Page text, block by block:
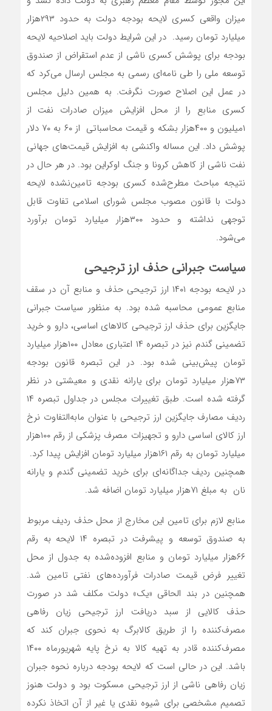
میزان واقعی کسری لایحه بودجه دولت به حدود ۲۹۳هزار
میلیارد تومان رسید. در این شرایط دولت باید اصلاحیه لایحه
بودجه برای پوشش کسری ناشی از عدم استقراض از صندوق
توسعه ملی را طی نامه‌ای رسمی به مجلس ارسال می‌کرد که
در عمل این اصلاح صورت نگرفت. به همین دلیل مجلس
کسری منابع را از محل افزایش میزان صادرات نفت از
۱میلیون و ۴۰۰هزار بشکه و قیمت محاسباتی از ۶۰ به ۷۰ دلار
پوشش داد. این مساله واکنشی به افزایش قیمت‌های جهانی
نفت ناشی از کاهش کرونا و جنگ اوکراین بود. در هر حال در
نتیجه مباحث مطرح‌شده کسری بودجه تامین‌نشده لایحه
دولت با قانون مصوب مجلس شورای اسلامی تفاوت قابل
توجهی نداشته و حدود ۳۰۰هزار میلیارد تومان برآورد
می‌شود.
سیاست جبرانی حذف ارز ترجیحی
در لایحه بودجه ۱۴۰۱ ارز ترجیحی حذف و منابع آن در سقف
منابع عمومی محاسبه شده بود. به منظور سیاست جبرانی
جایگزین برای حذف ارز ترجیحی کالاهای اساسی، دارو و خرید
تضمینی گندم نیز در تبصره ۱۴ اعتباری معادل ۱۰۰هزار میلیارد
تومان پیش‌بینی شده بود. در این تبصره قانون بودجه
۷۳هزار میلیارد تومان برای یارانه نقدی و معیشتی در نظر
گرفته شده است. طبق تغییرات مجلس در جداول تبصره ۱۴
ردیف مصارف جایگزین ارز ترجیحی با عنوان مابه‌التفاوت نرخ
ارز کالای اساسی دارو و تجهیزات مصرف پزشکی از رقم ۱۰۰هزار
میلیارد تومان به رقم ۱۶۱هزار میلیارد تومان افزایش پیدا کرد.
همچنین ردیف جداگانه‌ای برای خرید تضمینی گندم و یارانه
نان به مبلغ ۷۱هزار میلیارد تومان اضافه شد.
منابع لازم برای تامین این مخارج از محل حذف ردیف مربوط
به صندوق توسعه و پیشرفت در تبصره ۱۴ لایحه به رقم
۶۶هزار میلیارد تومان و منابع افزوده‌شده به جدول از محل
تغییر فرض قیمت صادرات فرآورده‌های نفتی تامین شد.
همچنین در بند الحاقی «یک» دولت مکلف شد در صورت
حذف کالایی از سبد دریافت ارز ترجیحی زیان رفاهی
مصرف‌کننده را از طریق کالابرگ به نحوی جبران کند که
مصرف‌کننده قادر به تهیه کالا به نرخ پایه شهریورماه ۱۴۰۰
باشد. این در حالی است که لایحه بودجه درباره نحوه جبران
زیان رفاهی ناشی از ارز ترجیحی مسکوت بود و دولت هنوز
تصمیم مشخصی برای شیوه نقدی یا غیر از آن اتخاذ نکرده